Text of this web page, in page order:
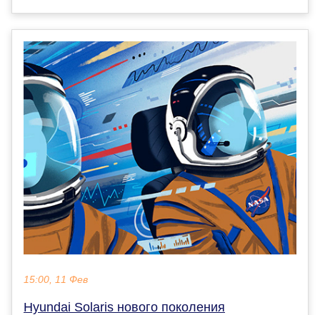
15:00, 11 Фев
Hyundai Solaris нового поколения